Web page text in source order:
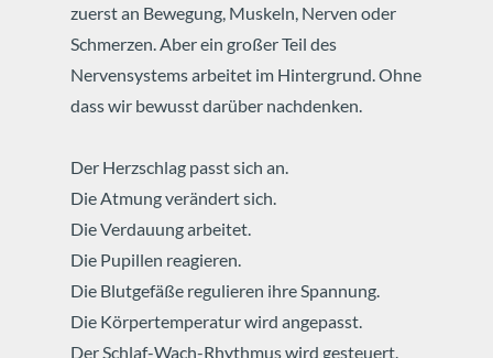
zuerst an Bewegung, Muskeln, Nerven oder
Schmerzen.Aber ein großer Teil des
Nervensystems arbeitet im Hintergrund.Ohne
dass wir bewusst darüber nachdenken.
Der Herzschlag passt sich an.
Die Atmung verändert sich.
Die Verdauung arbeitet.
Die Pupillen reagieren.
Die Blutgefäße regulieren ihre Spannung.
Die Körpertemperatur wird angepasst.
Der Schlaf-Wach-Rhythmus wird gesteuert.